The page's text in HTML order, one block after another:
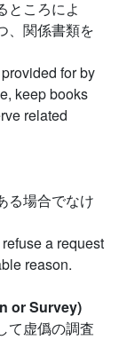
ところによ
、関係書類を
for by
keep books
related
る場合でなけ
a request
reason.
or Survey)
て虚僞の調査